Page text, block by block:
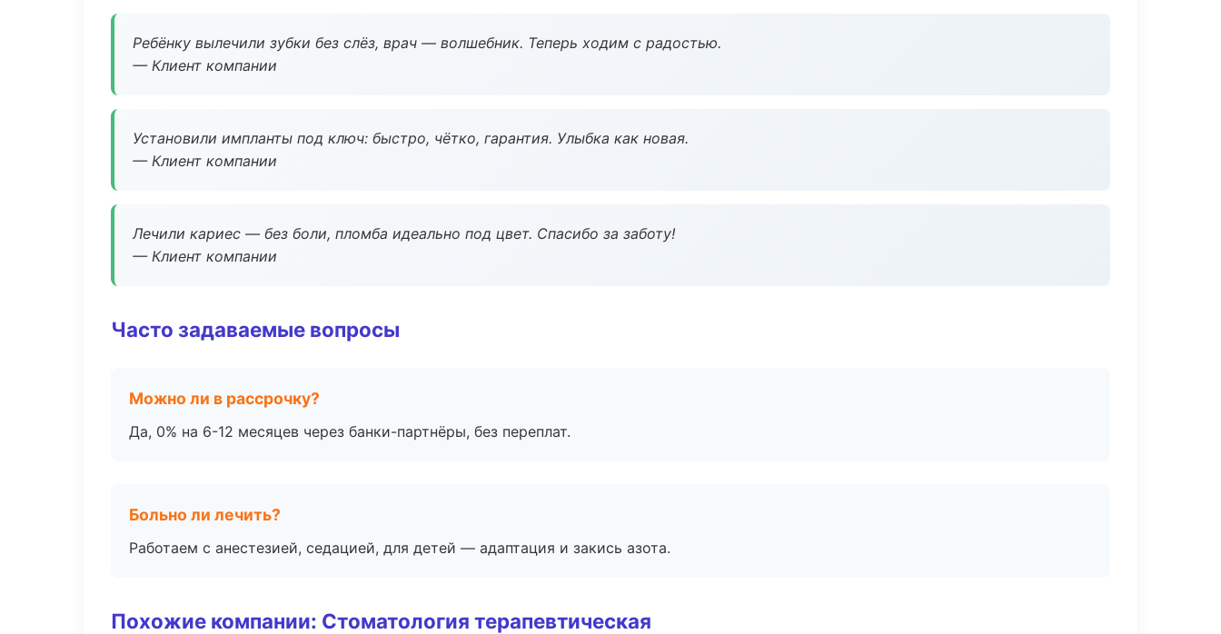
Ребёнку вылечили зубки без слёз, врач — волшебник. Теперь ходим с радостью.
— Клиент компании
Установили импланты под ключ: быстро, чётко, гарантия. Улыбка как новая.
— Клиент компании
Лечили кариес — без боли, пломба идеально под цвет. Спасибо за заботу!
— Клиент компании
Часто задаваемые вопросы
Можно ли в рассрочку?
Да, 0% на 6-12 месяцев через банки-партнёры, без переплат.
Больно ли лечить?
Работаем с анестезией, седацией, для детей — адаптация и закись азота.
Похожие компании: Стоматология терапевтическая